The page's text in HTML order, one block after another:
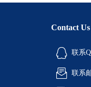
Contact Us
联系
联系